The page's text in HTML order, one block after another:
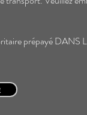
prépayé DANS